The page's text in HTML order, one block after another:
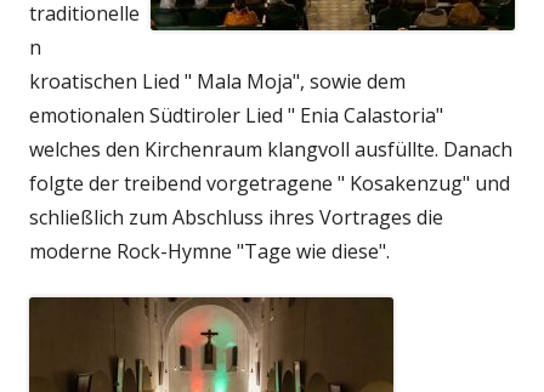
traditionelle
n
kroatischen Lied " Mala Moja", sowie dem
emotionalen Südtiroler Lied " Enia Calastoria"
welches den Kirchenraum klangvoll ausfüllte. Danach
folgte der treibend vorgetragene " Kosakenzug" und
schließlich zum Abschluss ihres Vortrages die
moderne Rock-Hymne "Tage wie diese".